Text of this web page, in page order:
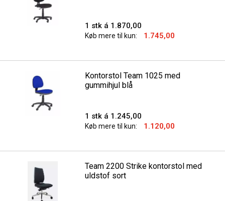
1 stk á 1.870,00
Køb mere til kun: 1.745,00
Kontorstol Team 1025 med
gummihjul blå
1 stk á 1.245,00
Køb mere til kun: 1.120,00
Team 2200 Strike kontorstol med
uldstof sort